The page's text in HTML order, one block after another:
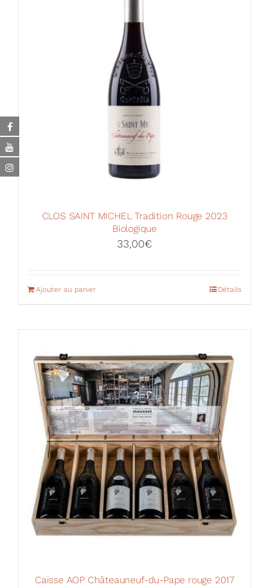
CLOS SAINT MICHEL Tradition Rouge 2023
Biologique
33,00€
Ajouter au panier Détails
Caisse AOP Châteauneuf-du-Pape rouge 2017